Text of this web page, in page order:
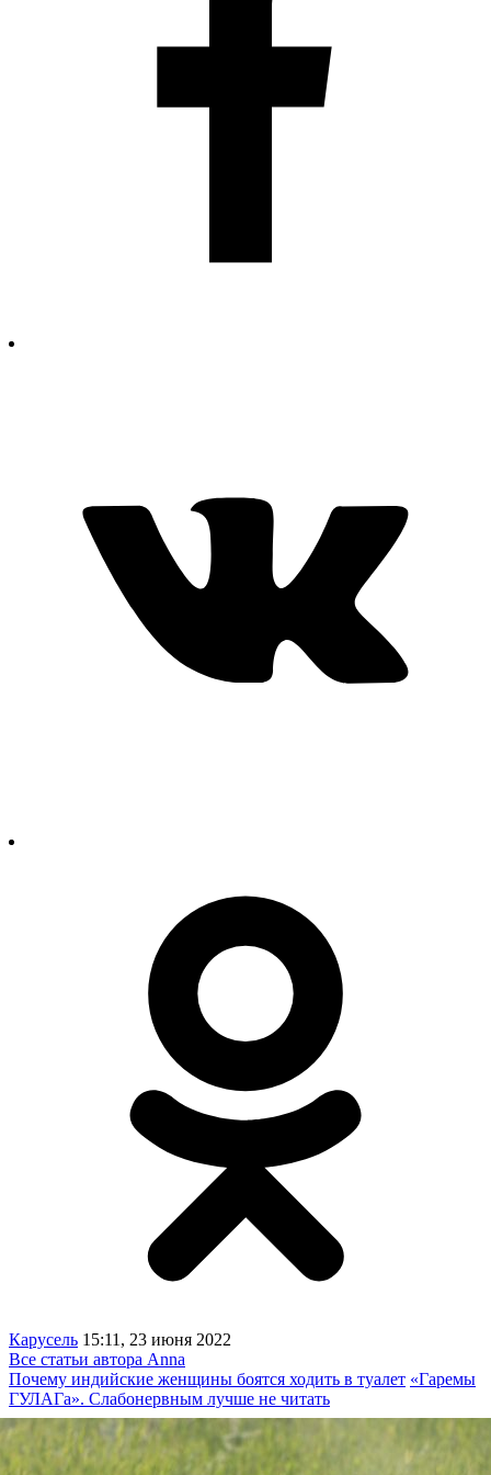
Карусель 15:11, 23 июня 2022
Все статьи автора Anna
Почему индийские женщины боятся ходить в туалет «Гаремы
ГУЛАГа». Слабонервным лучше не читать